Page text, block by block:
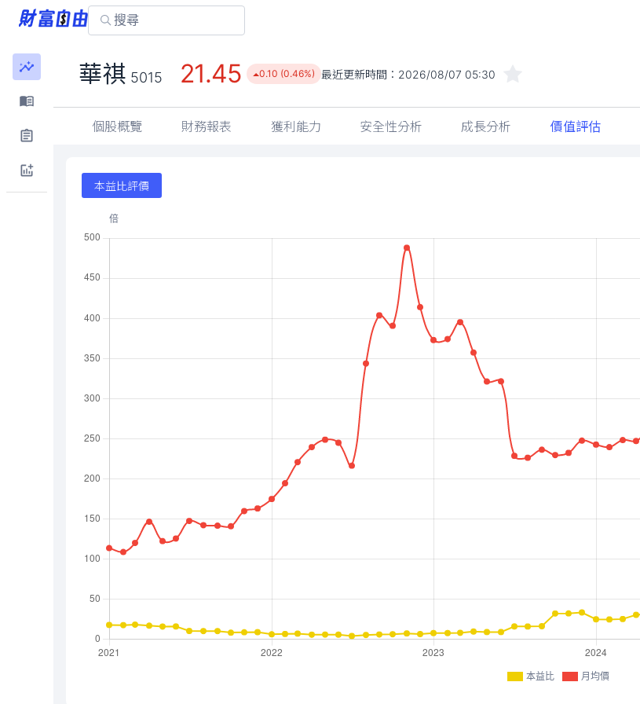
華祺 5015 21.45 0.10 (0.46%) 最近更新時間： 2026/08/07 05:30
個股概覽 財務報表 獲利能力 安全性分析 成長分析 價值評估
本益比評價
本益比 月均價